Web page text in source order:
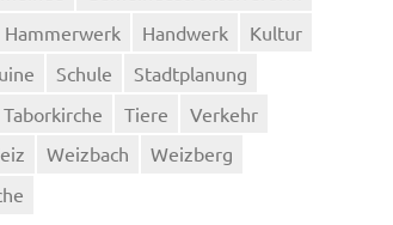
Hammerwerk Handwerk
Kultur
Schule
Stadtplanung
Taborkirche Tiere
Verkehr
Weizbach
Weizberg